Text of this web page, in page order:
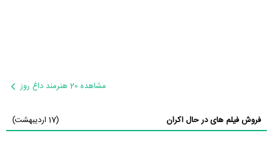
مشاهده 20 هنرمند داغ روز
فروش فیلم های در حال اکران (17 اردیبهشت)